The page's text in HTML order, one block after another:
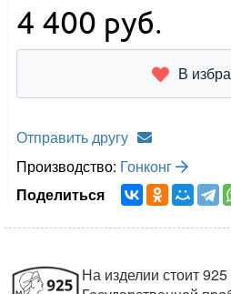
4 400 руб.
В
Отправить другу
Производство: Гонконг
Поделиться
На изделии стоит 925